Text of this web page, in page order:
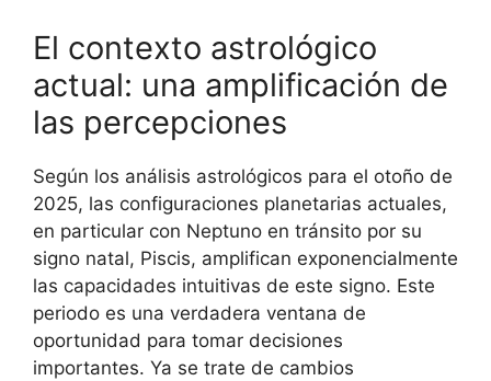
El contexto astrológico
actual: una amplificación de
las percepciones
Según los análisis astrológicos para el otoño de
2025, las configuraciones planetarias actuales,
en particular con Neptuno en tránsito por su
signo natal, Piscis, amplifican exponencialmente
las capacidades intuitivas de este signo. Este
periodo es una verdadera ventana de
oportunidad para tomar decisiones
importantes. Ya se trate de cambios